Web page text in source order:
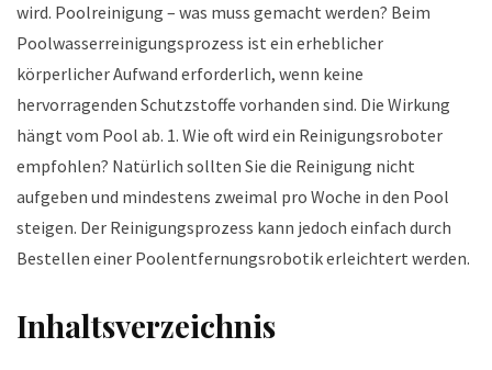
wird. Poolreinigung – was muss gemacht werden? Beim
Poolwasserreinigungsprozess ist ein erheblicher
körperlicher Aufwand erforderlich, wenn keine
hervorragenden Schutzstoffe vorhanden sind. Die Wirkung
hängt vom Pool ab. 1. Wie oft wird ein Reinigungsroboter
empfohlen? Natürlich sollten Sie die Reinigung nicht
aufgeben und mindestens zweimal pro Woche in den Pool
steigen. Der Reinigungsprozess kann jedoch einfach durch
Bestellen einer Poolentfernungsrobotik erleichtert werden.
Inhaltsverzeichnis